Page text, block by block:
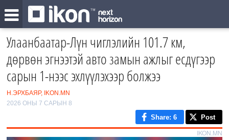
Улаанбаатар-Лүн чиглэлийн 101.7 км,
дөрвөн эгнээтэй авто замын ажлыг есдүгээр
сарын 1-нээс эхлүүлэхээр болжээ
Н.ЭРХБАЯР, IKON.MN
2026 ОНЫ 7 САРЫН 8
Share: 6 Post
IKON.MN